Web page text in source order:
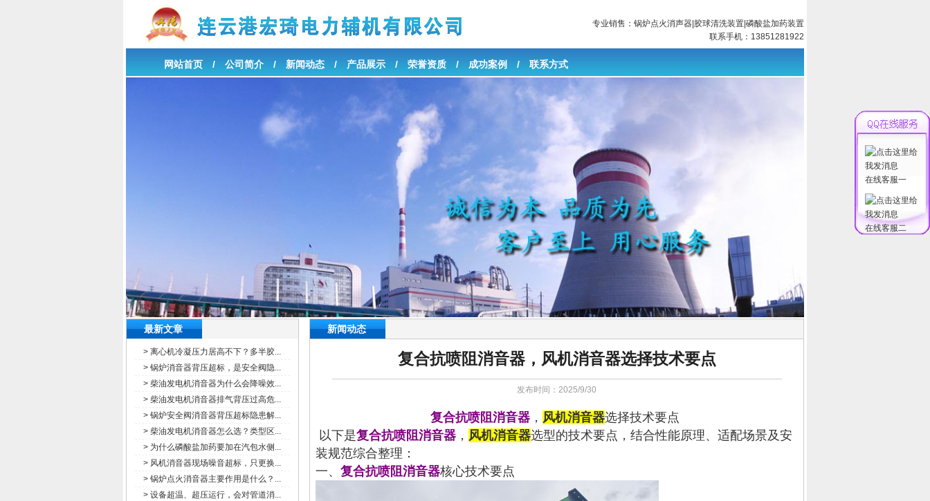
专业销售： 锅炉点火消声器 胶球清洗装置 磷酸盐加药装置
联系手机：13851281922
网站首页 / 公司简介 / 新闻动态 / 产品展示 / 荣誉资质 / 成功案例 / 联系方式
最新文章
> 离心机冷凝压力居高不下？多半胶...
> 锅炉消音器背压超标，是安全阀隐...
> 柴油发电机消音器为什么会降噪效...
> 柴油发电机消音器排气背压过高危...
> 锅炉安全阀消音器背压超标隐患解...
> 柴油发电机消音器怎么选？类型区...
> 为什么磷酸盐加药要加在汽包水侧...
> 风机消音器现场噪音超标，只更换...
> 锅炉点火消音器主要作用是什么？...
> 设备超温、超压运行，会对管道消...
新闻动态
复合抗喷阻消音器，风机消音器选择技术要点
发布时间：2025/9/30
复合抗喷阻消音器 ， 风机消音器选择技术要点
以下是复合抗喷阻消音器 ， 风机消音器选型的技术要点，结合性能原理、适配场景及安
装规范综合整理：
一、 复合抗喷阻消音器核心技术要点
在线客服一
在线客服二